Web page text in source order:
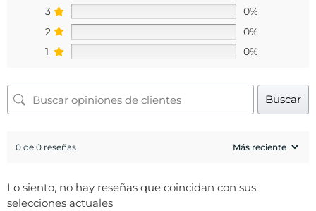
3
0%
2
0%
1
0%
Buscar
0 de 0 reseñas
Lo siento, no hay reseñas que coincidan con sus
selecciones actuales